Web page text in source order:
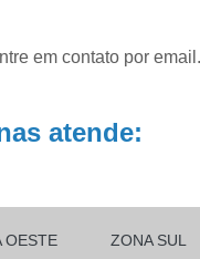
em contato por email.
atende:
OESTE ZONA SUL